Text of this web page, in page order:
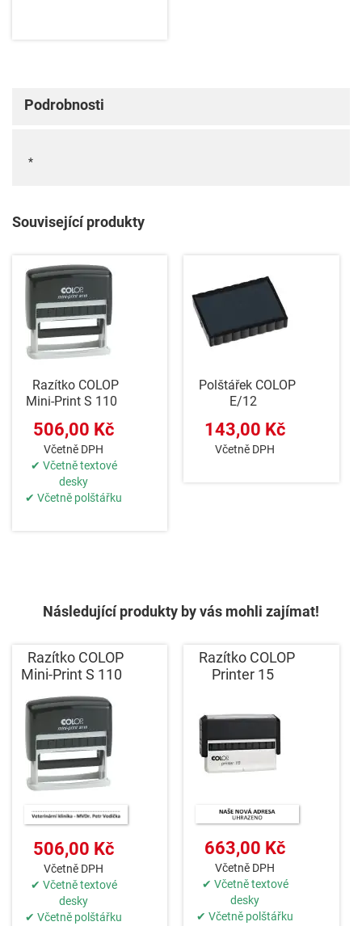
Podrobnosti
*
Související produkty
Razítko COLOP
Mini-Print S 110
506,00 Kč
Včetně DPH
✔ Včetně textové
desky
✔ Včetně polštářku
Polštářek COLOP
E/12
143,00 Kč
Včetně DPH
Následující produkty by vás mohli zajímat!
Razítko COLOP
Mini-Print S 110
506,00 Kč
Včetně DPH
✔ Včetně textové
desky
✔ Včetně polštářku
Razítko COLOP
Printer 15
663,00 Kč
Včetně DPH
✔ Včetně textové
desky
✔ Včetně polštářku